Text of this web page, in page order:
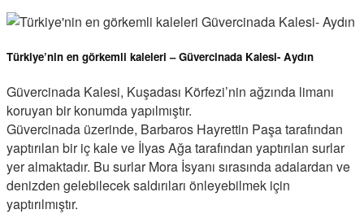
Türkiye’nin en görkemli kaleleri – Güvercinada Kalesi- Aydın
Güvercinada Kalesi, Kuşadası Körfezi’nin ağzında limanı
koruyan bir konumda yapılmıştır.
Güvercinada üzerinde, Barbaros Hayrettin Paşa tarafından
yaptırılan bir iç kale ve İlyas Ağa tarafından yaptırılan surlar
yer almaktadır. Bu surlar Mora İsyanı sırasında adalardan ve
denizden gelebilecek saldırıları önleyebilmek için
yaptırılmıştır.